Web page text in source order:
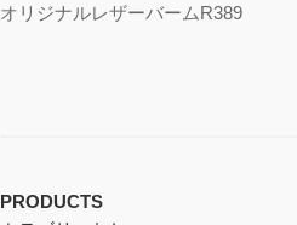
オリジナルレザーバームR389
PRODUCTS